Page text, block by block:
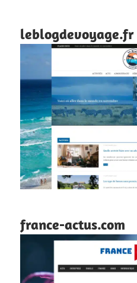
leblogdevoyage.fr
france-actus.com